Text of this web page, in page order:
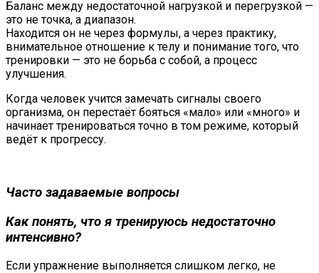
Баланс между недостаточной нагрузкой и перегрузкой —
это не точка, а диапазон.
Находится он не через формулы, а через практику,
внимательное отношение к телу и понимание того, что
тренировки — это не борьба с собой, а процесс
улучшения.
Когда человек учится замечать сигналы своего
организма, он перестаёт бояться «мало» или «много» и
начинает тренироваться точно в том режиме, который
ведёт к прогрессу.
Часто задаваемые вопросы
Как понять, что я тренируюсь недостаточно
интенсивно?
Если упражнение выполняется слишком легко, не